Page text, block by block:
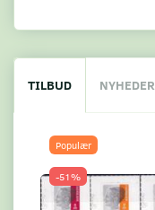
TILBUD NYHEDER
Populær
-51%